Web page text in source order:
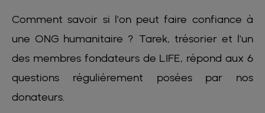
Comment savoir si l'on peut faire confiance à
une ONG humanitaire ? Tarek, trésorier et l'un
des membres fondateurs de LIFE, répond aux 6
questions régulièrement posées par nos
donateurs.